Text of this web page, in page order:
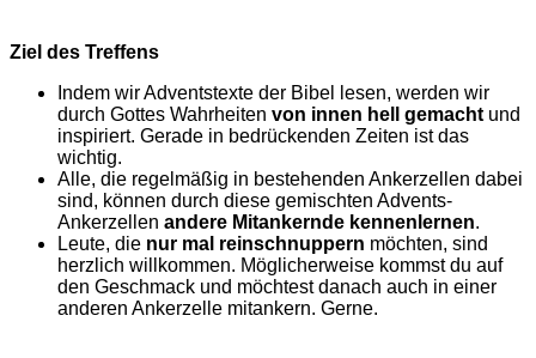
Ziel des Treffens
Indem wir Adventstexte der Bibel lesen, werden wir
durch Gottes Wahrheiten von innen hell gemacht und
inspiriert. Gerade in bedrückenden Zeiten ist das
wichtig.
Alle, die regelmäßig in bestehenden Ankerzellen dabei
sind, können durch diese gemischten Advents-
Ankerzellen andere Mitankernde kennenlernen.
Leute, die nur mal reinschnuppern möchten, sind
herzlich willkommen. Möglicherweise kommst du auf
den Geschmack und möchtest danach auch in einer
anderen Ankerzelle mitankern. Gerne.